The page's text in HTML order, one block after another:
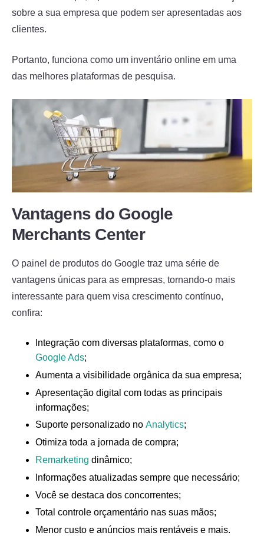
sobre a sua empresa que podem ser apresentadas aos
clientes.
Portanto, funciona como um inventário online em uma
das melhores plataformas de pesquisa.
Vantagens do Google
Merchants Center
O painel de produtos do Google traz uma série de
vantagens únicas para as empresas, tornando-o mais
interessante para quem visa crescimento contínuo,
confira:
Integração com diversas plataformas, como o
Google Ads;
Aumenta a visibilidade orgânica da sua empresa;
Apresentação digital com todas as principais
informações;
Suporte personalizado no Analytics;
Otimiza toda a jornada de compra;
Remarketing dinâmico;
Informações atualizadas sempre que necessário;
Você se destaca dos concorrentes;
Total controle orçamentário nas suas mãos;
Menor custo e anúncios mais rentáveis e mais.